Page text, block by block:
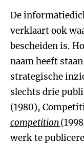
De
verklaart ook
bescheiden is.
naam heeft
strategische
slechts drie
(1980),
competition
werk te